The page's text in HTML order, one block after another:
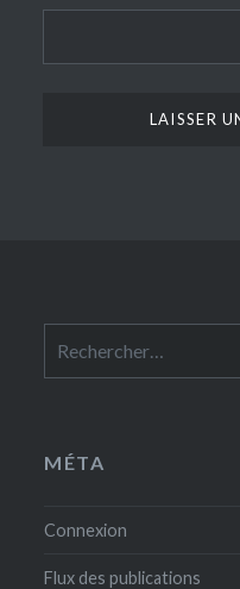
MÉTA
Connexion
Flux des publications